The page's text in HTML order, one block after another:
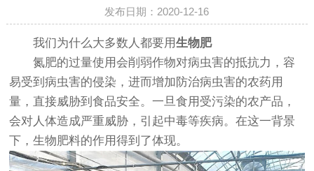
发布日期：2020-12-16
我们为什么大多数人都要用生物肥
氮肥的过量使用会削弱作物对病虫害的抵抗力，容
易受到病虫害的侵染，进而增加防治病虫害的农药用
量，直接威胁到食品安全。一旦食用受污染的农产品，
会对人体造成严重威胁，引起中毒等疾病。在这一背景
下，生物肥料的作用得到了体现。